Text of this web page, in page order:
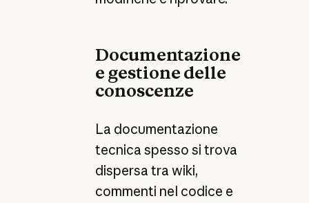
Documentazione
e gestione delle
conoscenze
La documentazione
tecnica spesso si trova
dispersa tra wiki,
commenti nel codice e